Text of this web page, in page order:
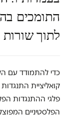
התומכים
לתוך
כדי להתמודד עם
קואליציית
פלגי ההתנגדות
הפלסטיניים